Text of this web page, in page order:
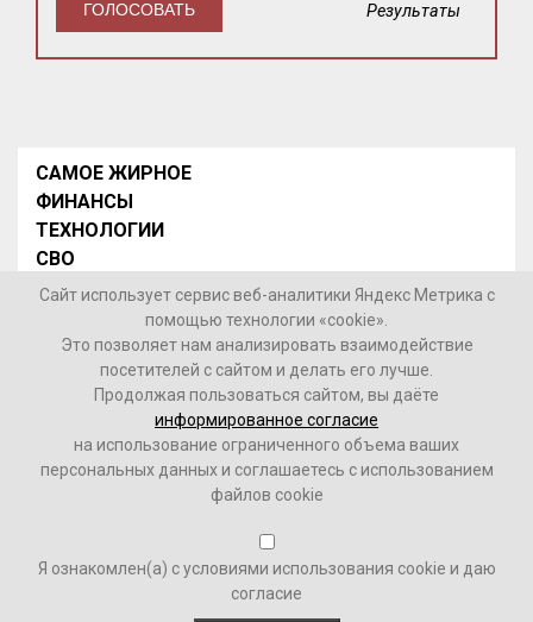
Результаты
САМОЕ ЖИРНОЕ
ФИНАНСЫ
ТЕХНОЛОГИИ
СВО
НОВОСТИ В МИРЕ
НОВОСТИ РОССИИ
Контакты
© 2026 Интернет-газета «МедиаЖир» -Согласие
пользователя на обработку данных
16+
Зарегистрировано Федеральной службой по надзору в
сфере связи, информационных технологий и массовых
коммуникаций (Роскомнадзор). Реестровый номер ФС
Сайт использует сервис веб-аналитики Яндекс Метрика с
помощью технологии «cookie».
Это позволяет нам анализировать взаимодействие
посетителей с сайтом и делать его лучше.
Продолжая пользоваться сайтом, вы даёте
информированное согласие
на использование ограниченного объема ваших
персональных данных и соглашаетесь с использованием
файлов cookie
Я ознакомлен(а) с условиями использования cookie и даю
согласие